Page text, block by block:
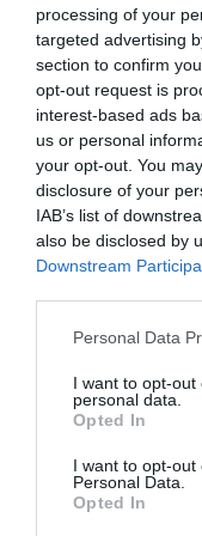
processing of your
targeted advertising
section to confirm
opt-out request is
interest-based ads
us or personal
your opt-out. You
disclosure of your
IAB’s list of
also be disclosed by
Downstream
Personal Data
I want to opt-
personal data.
Opted In
I want to opt-out
Personal Data.
Opted In
décision ultime par
Greg765a
Ça paraît
Comme vous
pour être les
– Les moteurs
les deux
méthodique et
– Avant de
d’erreur, ça
couper le
stade!